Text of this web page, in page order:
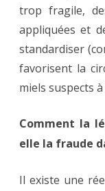
trop fragile,
appliquées et
standardiser
favorisent la
miels suspects
Comment la
elle la fraude
Il existe une